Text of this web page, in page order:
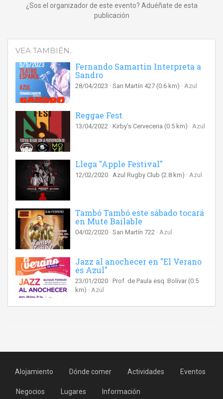
¿Sos el organizador de este evento? Aduéñate de esta
publicación
VEA TAMBIÉN..
Fernando Samartin Interpreta a
Sandro
28/04/2023 San Martín 427 (0.6 km) Azul
Reggae Fest
13/04/2022 Kirby's Cerveceria (0.5 km) Azul
Llega "Apple Festival"
12/02/2020 Azul Rugby Club (2.8 km) Azul
Tambó Tambó este sábado tocará
en Mute Bailable
04/02/2020 San Martín 722 Azul
Jazz al anochecer en "El Verano
es Azul"
23/01/2020 Prof. de Paula esq. Bolívar (0.5
km)
Azul
Alojamiento Dónde comer Actividades Eventos
Negocios Lugares Información